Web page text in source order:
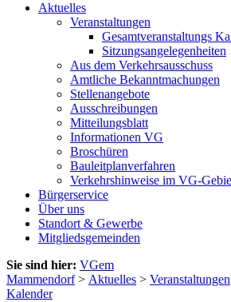
Aktuelles
Veranstaltungen
Gesamtveranstaltungs
Sitzungsangelegenheiten
Aus dem Verkehrsausschuss
Amtliche Bekanntmachungen
Stellenangebote
Ausschreibungen
Mitteilungsblatt
Informationen VG
Broschüren
Bauleitplanverfahren
Verkehrshinweise im VG-
Bürgerservice
Über uns
Standort & Gewerbe
Mitgliedsgemeinden
Sie sind hier: VGem
Mammendorf> Aktuelles > Veranstaltungen
Kalender